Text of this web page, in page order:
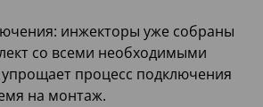
инжекторы уже собраны
со всеми необходимыми
процесс подключения
на монтаж.